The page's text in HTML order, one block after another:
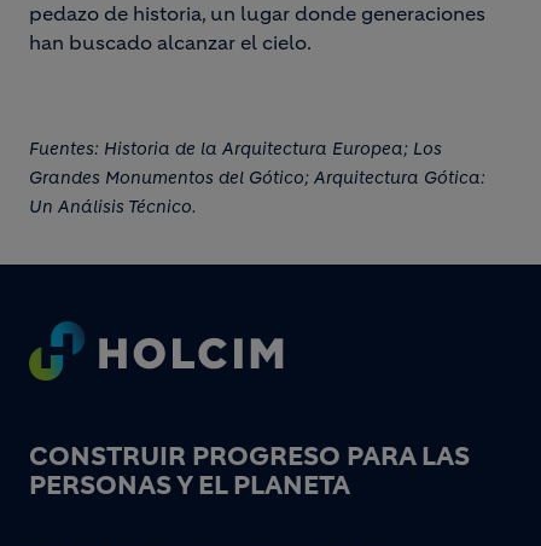
pedazo de historia, un lugar donde generaciones
han buscado alcanzar el cielo.
Fuentes: Historia de la Arquitectura Europea; Los
Grandes Monumentos del Gótico; Arquitectura Gótica:
Un Análisis Técnico.
Footer
CONSTRUIR PROGRESO PARA LAS
PERSONAS Y EL PLANETA